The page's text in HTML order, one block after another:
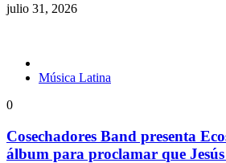
julio 31, 2026
Música Latina
0
Cosechadores Band presenta
álbum para proclamar que